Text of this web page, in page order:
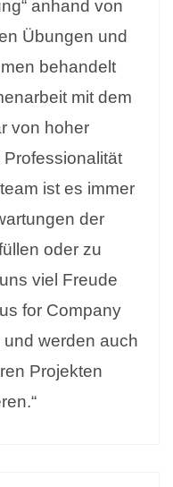
anhand von
Übungen und
behandelt
mit dem
von hoher
ist es immer
der
oder zu
viel Freude
for Company
werden auch
Projekten